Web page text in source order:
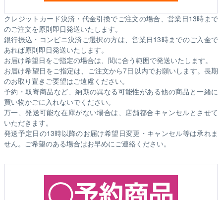
クレジットカード決済・代金引換でご注文の場合、営業日13時まで
のご注文を原則即日発送いたします。
銀行振込・コンビニ決済ご選択の方は、営業日13時までのご入金で
あれば原則即日発送いたします。
お届け希望日をご指定の場合は、間に合う範囲で発送いたします。
お届け希望日をご指定は、ご注文から7日以内でお願いします。長期
のお取り置きご要望はご遠慮ください。
予約・取寄商品など、納期の異なる可能性がある他の商品と一緒に
買い物かごに入れないでください。
万一、発送可能な在庫がない場合は、店舗都合キャンセルとさせて
いただきます。
発送予定日の13時以降のお届け希望日変更・キャンセル等は承れま
せん。ご希望のある場合はお早めにご連絡ください。